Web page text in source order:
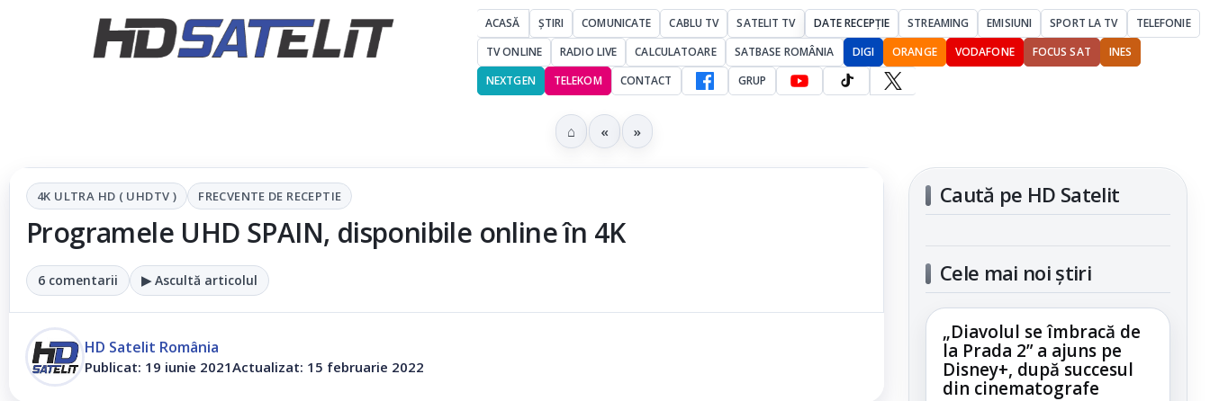
ACASĂ ȘTIRI COMUNICATE CABLU TV SATELIT TV DATE RECEPȚIE STREAMING EMISIUNI SPORT LA TV
TELEFONIE
TV ONLINE
RADIO LIVE CALCULATOARE SATBASE ROMÂNIA DIGI ORANGE VODAFONE FOCUS SAT
INES
NEXTGEN
TELEKOM CONTACT GRUP
⌂ « »
4K ULTRA HD ( UHDTV ) FRECVENTE DE RECEPTIE
Programele UHD SPAIN, disponibile online în 4K
6 comentarii ▶ Ascultă articolul
HD Satelit România
Publicat: 19 iunie 2021Actualizat: 15 februarie 2022
Caută pe HD Satelit
Cele mai noi știri
„Diavolul se îmbracă de
la Prada 2” a ajuns pe
Disney+, după succesul
din cinematografe